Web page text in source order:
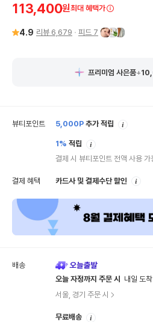
113,400원최대 혜택가
4.9 리뷰 6,679 피드 7
프리미엄 사은품+
뷰티포인트 5,000P 추가 적립
1% 적립
결제 시 뷰티포인트 전액 사용 가
결제 혜택 카드사 및 결제수단 할인
배송
오늘 자정까지 주문 시
내일 도
서울, 경기 주문 시
무료배송